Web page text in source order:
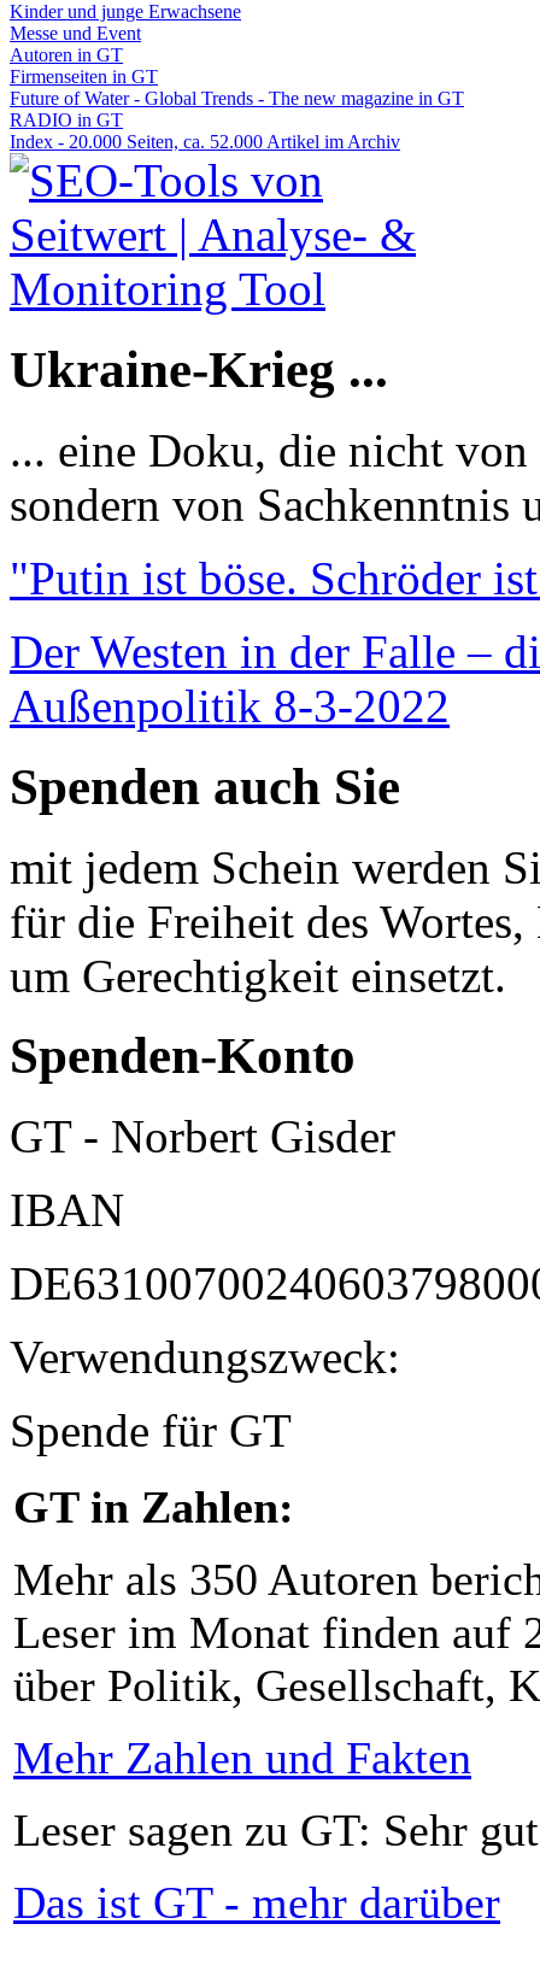
Kinder und junge Erwachsene
Messe und Event
Autoren in GT
Firmenseiten in GT
Future of Water - Global Trends - The new magazine in GT
RADIO in GT
Index - 20.000 Seiten, ca. 52.000 Artikel im Archiv
Ukraine-Krieg ...
... eine Doku, die nicht
sondern von Sachkenntnis
"Putin ist böse. Schröder
Der Westen in der Falle –
Außenpolitik 8-3-2022
Spenden auch Sie
mit jedem Schein werden
für die Freiheit des
um Gerechtigkeit einsetzt.
Spenden-Konto
GT - Norbert Gisder
IBAN
Verwendungszweck:
Spende für GT
GT in Zahlen:
Mehr als 350 Autoren
Leser im Monat finden auf
über Politik, Gesellschaft,
Mehr Zahlen und Fakten
Leser sagen zu GT: Sehr
Das ist GT - mehr darüber